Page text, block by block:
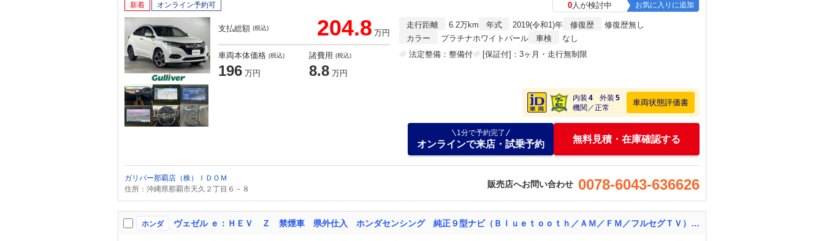
新着 オンライン予約可 0人が検討中 お気に入りに追加
支払総額 (税込) 204.8 万円
車両本体価格 (税込)
196 万円
諸費用 (税込)
8.8 万円
走行距離 6.2万km 年式 2019(令和1)年 修復歴
修復歴無し
カラー
プラチナホワイトパール 車検
なし
法定整備：整備付
[保証付]：3ヶ月・走行無制限
内装 4 外装 5
機関／正常
車両状態評価書
1分で予約完了
オンラインで来店・試乗予約 無料見積・在庫確認する
ガリバー那覇店（株）ＩＤＯＭ
住所：沖縄県那覇市天久２丁目６－８
販売店へお問い合わせ 0078-6043-636626
ホンダ ヴェゼル ｅ：ＨＥＶ Ｚ 禁煙車 県外仕入 ホンダセンシング 純正９型ナビ（Ｂｌｕｅｔｏｏｔｈ／ＡＭ／ＦＭ／フルセグＴＶ） バックカメラ ビルトインＥＴＣ２．０ ブライインドスポットモニター 電動リアゲート コーナーセンサー